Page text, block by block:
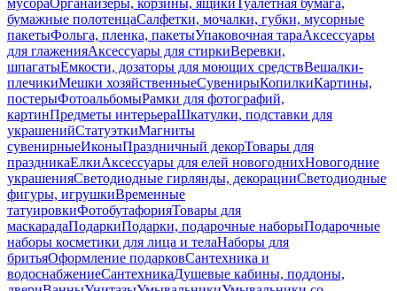
мусораОрганайзеры, корзины, ящикиТуалетная бумага,
бумажные полотенцаСалфетки, мочалки, губки, мусорные
пакетыФольга, пленка, пакетыУпаковочная тараАксессуары
для глаженияАксессуары для стиркиВеревки,
шпагатыЕмкости, дозаторы для моющих средствВешалки-
плечикиМешки хозяйственныеСувенирыКопилкиКартины,
постерыФотоальбомыРамки для фотографий,
картинПредметы интерьераШкатулки, подставки для
украшенийСтатуэткиМагниты
сувенирныеИконыПраздничный декорТовары для
праздникаЕлкиАксессуары для елей новогоднихНовогодние
украшенияСветодиодные гирлянды, декорацииСветодиодные
фигуры, игрушкиВременные
татуировкиФотобутафорияТовары для
маскарадаПодаркиПодарки, подарочные наборыПодарочные
наборы косметики для лица и телаНаборы для
бритьяОформление подарковСантехника и
водоснабжениеСантехникаДушевые кабины, поддоны,